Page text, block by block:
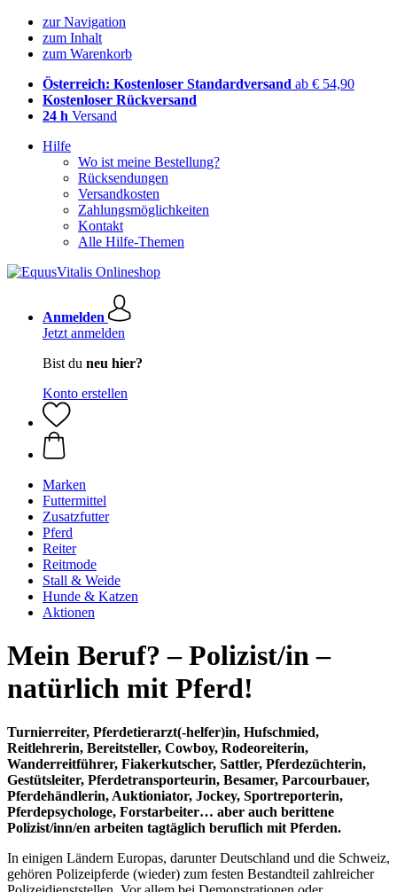
zur Navigation
zum Inhalt
zum Warenkorb
Österreich: Kostenloser Standardversand ab € 54,90
Kostenloser Rückversand
24 h Versand
Hilfe
Wo ist meine Bestellung?
Rücksendungen
Versandkosten
Zahlungsmöglichkeiten
Kontakt
Alle Hilfe-Themen
Anmelden
Jetzt anmelden
Bist du neu hier?
Konto erstellen
Marken
Futtermittel
Zusatzfutter
Pferd
Reiter
Reitmode
Stall & Weide
Hunde & Katzen
Aktionen
Mein Beruf? – Polizist/in –
natürlich mit Pferd!
Turnierreiter, Pferdetierarzt(-helfer)in, Hufschmied,
Reitlehrerin, Bereitsteller, Cowboy, Rodeoreiterin,
Wanderreitführer, Fiakerkutscher, Sattler, Pferdezüchterin,
Gestütsleiter, Pferdetransporteurin, Besamer, Parcourbauer,
Pferdehändlerin, Auktioniator, Jockey, Sportreporterin,
Pferdepsychologe, Forstarbeiter… aber auch berittene
Polizist/inn/en arbeiten tagtäglich beruflich mit Pferden.
In einigen Ländern Europas, darunter Deutschland und die Schweiz,
gehören Polizeipferde (wieder) zum festen Bestandteil zahlreicher